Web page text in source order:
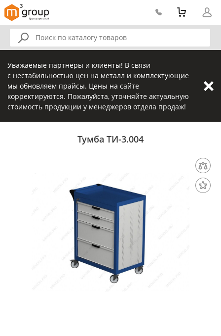
Уважаемые партнеры и клиенты! В связи
с нестабильностью цен на металл и комплектующие
мы обновляем прайсы. Цены на сайте
корректируются. Пожалуйста, уточняйте актуальную
стоимость продукции у менеджеров отдела продаж!
Тумба ТИ-3.004